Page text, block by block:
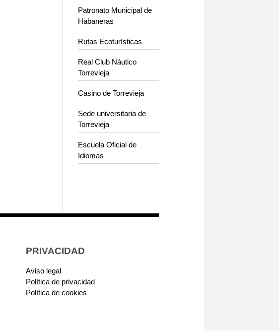
Patronato Municipal de
Habaneras
Rutas Ecoturísticas
Real Club Náutico
Torrevieja
Casino de Torrevieja
Sede universitaria de
Torrevieja
Escuela Oficial de
Idiomas
PRIVACIDAD
Aviso legal
Política de privacidad
Política de cookies